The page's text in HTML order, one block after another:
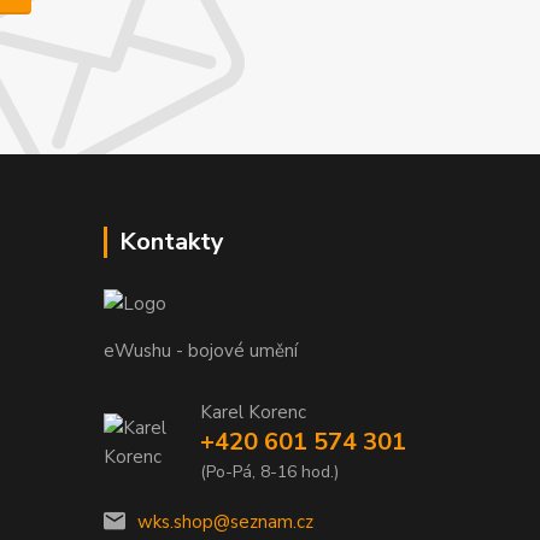
Kontakty
eWushu - bojové umění
Karel Korenc
+420 601 574 301
(Po-Pá, 8-16 hod.)
wks.shop@seznam.cz